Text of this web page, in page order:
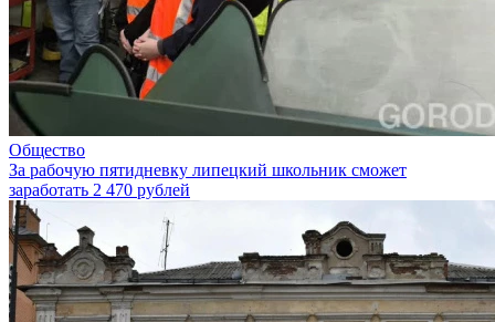
Общество
За рабочую пятидневку липецкий школьник сможет
заработать 2 470 рублей